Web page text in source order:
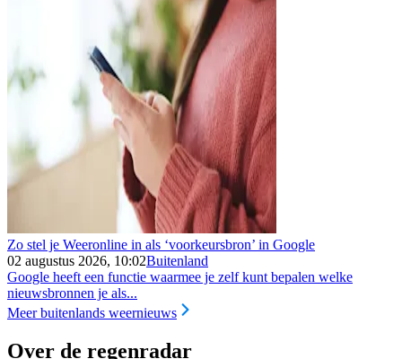
Zo stel je Weeronline in als ‘voorkeursbron’ in Google
02 augustus 2026, 10:02Buitenland
Google heeft een functie waarmee je zelf kunt bepalen welke
nieuwsbronnen je als...
Meer buitenlands weernieuws
Over de regenradar